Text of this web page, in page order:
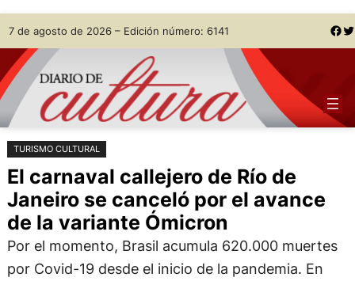
Saltar
al
contenido
Skip
to
content
7 de agosto de 2026 – Edición número: 6141 Facebook Twitter
TURISMO CULTURAL
El carnaval callejero de Río de
Janeiro se canceló por el avance
de la variante Ómicron
Por el momento, Brasil acumula 620.000 muertes
por Covid-19 desde el inicio de la pandemia. En